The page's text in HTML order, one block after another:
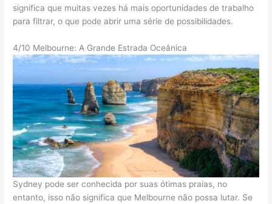
significa que muitas vezes há mais oportunidades de trabalho
para filtrar, o que pode abrir uma série de possibilidades.
4/10 Melbourne: A Grande Estrada Oceânica
Sydney pode ser conhecida por suas ótimas praias, no
entanto, isso não significa que Melbourne não possa lutar. Se